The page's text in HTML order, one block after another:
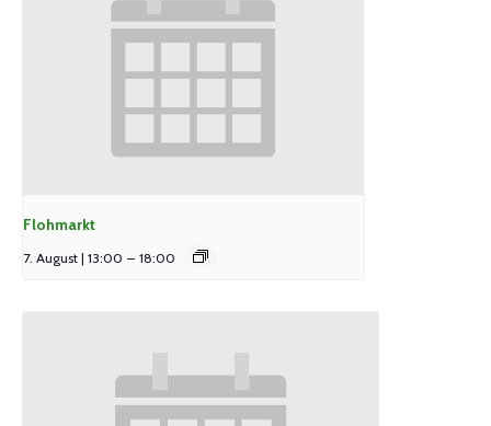
Flohmarkt
7. August | 13:00 – 18:00